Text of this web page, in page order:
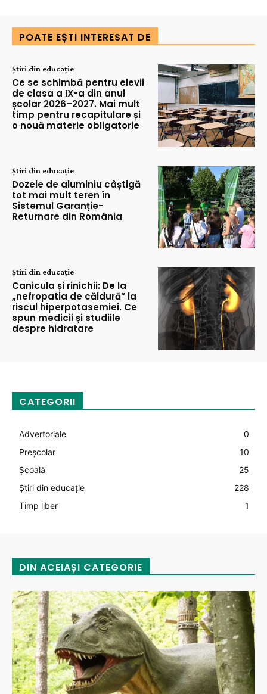
POATE EȘTI INTERESAT DE
Știri din educație
Ce se schimbă pentru elevii
de clasa a IX-a din anul
școlar 2026–2027. Mai mult
timp pentru recapitulare și
o nouă materie obligatorie
Știri din educație
Dozele de aluminiu câștigă
tot mai mult teren în
Sistemul Garanție-
Returnare din România
Știri din educație
Canicula și rinichii: De la
„nefropatia de căldură” la
riscul hiperpotasemiei. Ce
spun medicii și studiile
despre hidratare
CATEGORII
Advertoriale
0
Preșcolar
10
Şcoală
25
Știri din educație
228
Timp liber
1
DIN ACEIAȘI CATEGORIE